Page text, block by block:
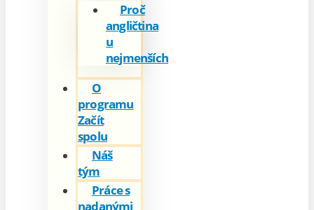
Proč
angličtina
u
nejmenších
O
programu
Začít
spolu
Náš
tým
Práce s
nadanými